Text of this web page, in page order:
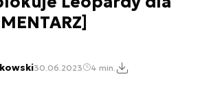
30.06.2023 4 min.